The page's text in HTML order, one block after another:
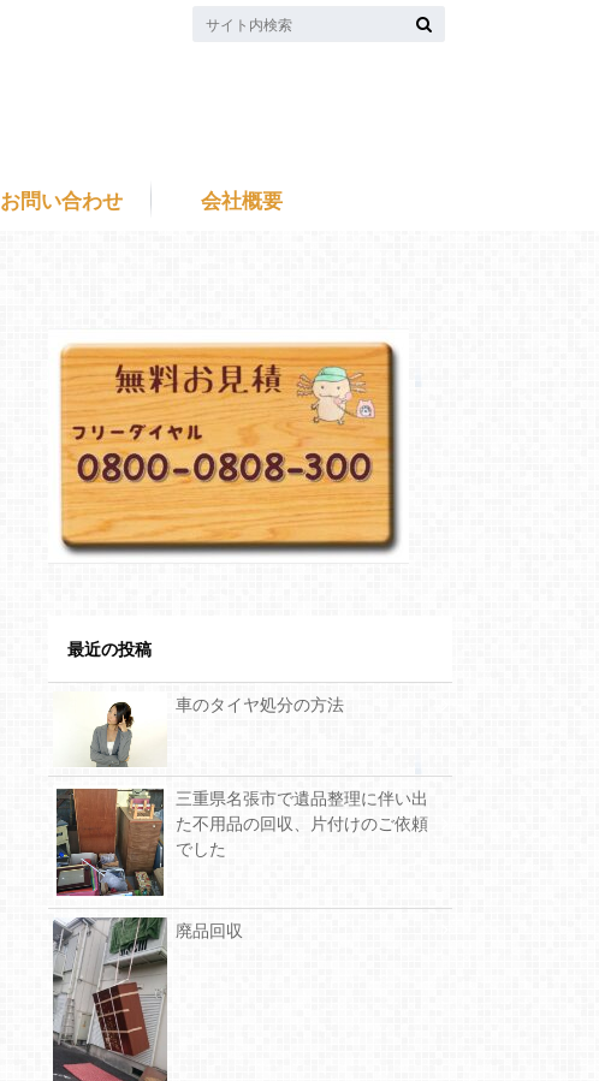
お問い合わせ 会社概要
最近の投稿
車のタイヤ処分の方法
三重県名張市で遺品整理に伴い出
た不用品の回収、片付けのご依頼
でした
廃品回収